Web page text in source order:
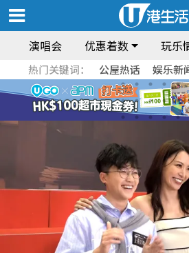
演唱会 优惠着数 玩乐
热门关键词： 公屋热话 娱乐新